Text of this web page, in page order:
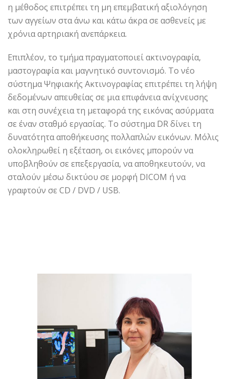
η μέθοδος επιτρέπει τη μη επεμβατική αξιολόγηση
των αγγείων στα άνω και κάτω άκρα σε ασθενείς με
χρόνια αρτηριακή ανεπάρκεια.
Επιπλέον, το τμήμα πραγματοποιεί ακτινογραφία,
μαστογραφία και μαγνητικό συντονισμό. Το νέο
σύστημα Ψηφιακής Ακτινογραφίας επιτρέπει τη λήψη
δεδομένων απευθείας σε μια επιφάνεια ανίχνευσης
και στη συνέχεια τη μεταφορά της εικόνας ασύρματα
σε έναν σταθμό εργασίας. Το σύστημα DR δίνει τη
δυνατότητα αποθήκευσης πολλαπλών εικόνων. Μόλις
ολοκληρωθεί η εξέταση, οι εικόνες μπορούν να
υποβληθούν σε επεξεργασία, να αποθηκευτούν, να
σταλούν μέσω δικτύου σε μορφή DICOM ή να
γραφτούν σε CD / DVD / USB.